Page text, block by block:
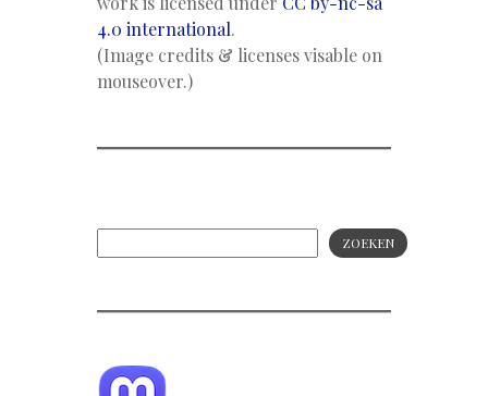
4.0 international.
(Image credits & licenses visable on
mouseover.)
ZOEKEN